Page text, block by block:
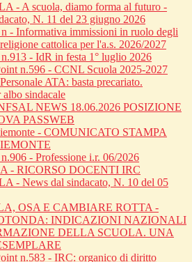
- A scuola, diamo forma al futuro -
N. 11 del 23 giugno 2026
- Informativa immissioni in ruolo degli
cattolica per l'a.s. 2026/2027
- IdR in festa 1° luglio 2026
n.596 - CCNL Scuola 2025-2027
ATA: basta precariato.
sindacale
NEWS 18.06.2026 POSIZIONE
PASSWEB
- COMUNICATO STAMPA
- Professione i.r. 06/2026
- RICORSO DOCENTI IRC
- News dal sindacato, N. 10 del 05
OSA E CAMBIARE ROTTA -
INDICAZIONI NAZIONALI
DELLA SCUOLA. UNA
n.583 - IRC: organico di diritto